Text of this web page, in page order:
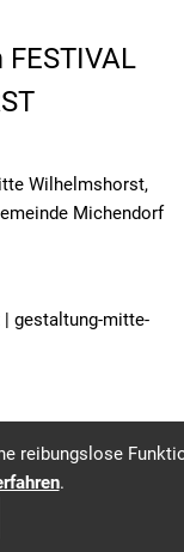
reibungslose
.
Wilhelmshorst,
Michendorf
gestaltung-mitte-